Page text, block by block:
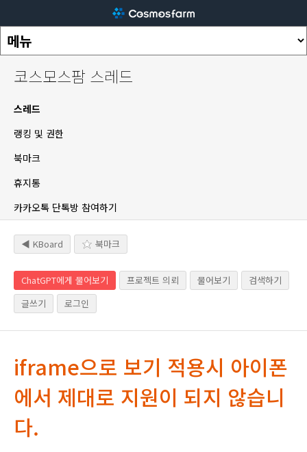
코스모스팜 스레드
스레드
랭킹 및 권한
북마크
휴지통
카카오톡 단톡방 참여하기
◀ KBoard 북마크
ChatGPT에게 물어보기 프로젝트 의뢰 물어보기
검색하기
글쓰기
로그인
iframe으로 보기 적용시 아이폰
에서 제대로 지원이 되지 않습니
다.